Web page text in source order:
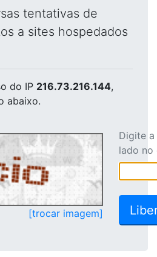
tentativas de
a sites hospedados
do IP 216.73.216.144,
abaixo.
[trocar imagem]
Digite
lado no